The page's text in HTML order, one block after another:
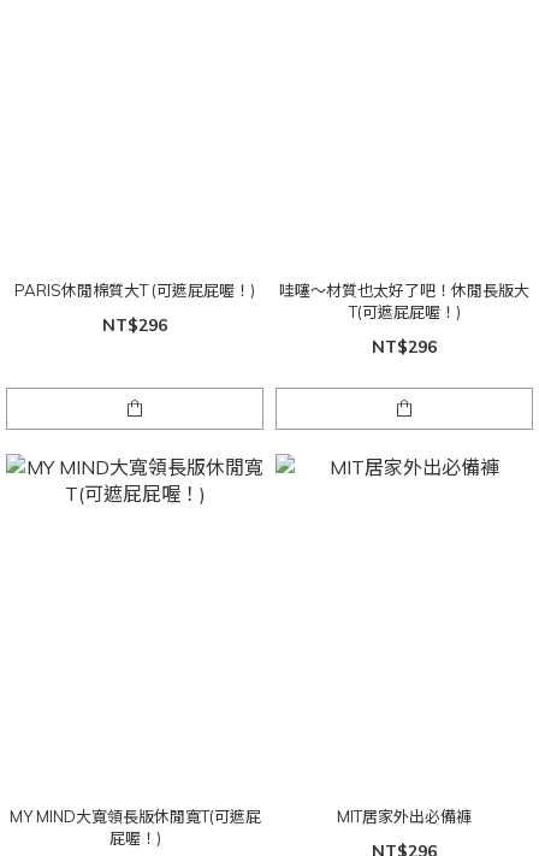
PARIS休閒棉質大T (可遮屁屁喔！)
NT$296
哇噻～材質也太好了吧！休閒長版大
T(可遮屁屁喔！)
NT$296
MY MIND大寬領長版休閒寬T(可遮屁
屁喔！)
MIT居家外出必備褲
NT$296